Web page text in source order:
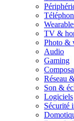
TV &
Photo &
Audio
Gaming
Réseau
Son &
Logiciels
Sécurité